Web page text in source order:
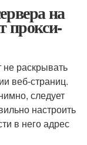
на
прокси-
не раскрывать
веб-страниц.
следует
настроить
в него адрес